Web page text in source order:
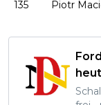
135 Piotr